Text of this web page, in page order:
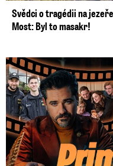
Svědci o tragédii na jezeře
Most: Byl to masakr!
Prima vytasila podzimní